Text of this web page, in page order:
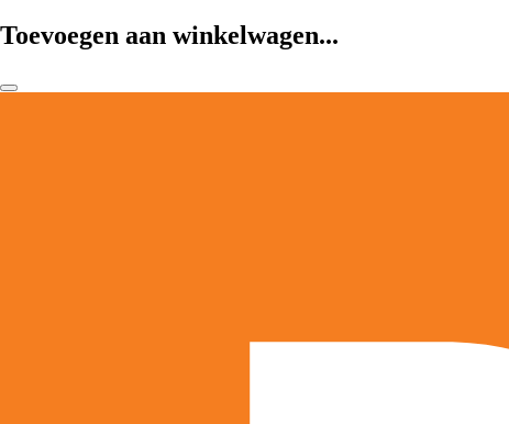
Toevoegen aan winkelwagen...